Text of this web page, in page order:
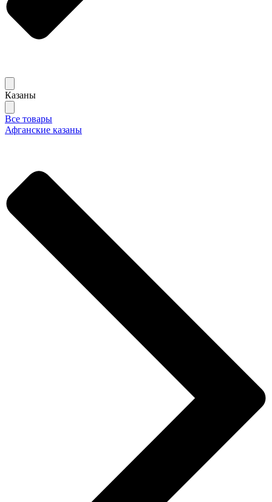
Казаны
Все товары
Афганские казаны